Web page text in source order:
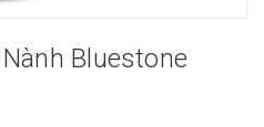
Bluestone